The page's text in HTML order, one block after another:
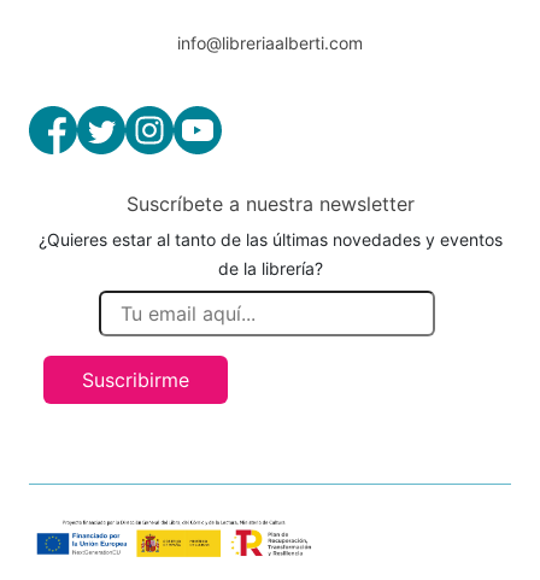
info@libreriaalberti.com
Suscríbete a nuestra newsletter
¿Quieres estar al tanto de las últimas novedades y eventos
de la librería?
Suscribirme